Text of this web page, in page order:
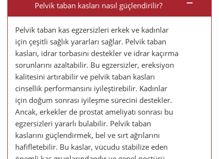
Pelvik taban kasları nasıl güçlendirilir?
Pelvik taban kas egzersizleri erkek ve kadınlar
için çeşitli sağlık yararları sağlar. Pelvik taban
kasları, idrar torbasını destekler ve idrar kaçırma
sorunlarını azaltabilir. Bu egzersizler, ereksiyon
kalitesini artırabilir ve pelvik taban kasları
cinsellik performansını iyileştirebilir. Kadınlar
için doğum sonrası iyileşme sürecini destekler.
Ancak, erkekler de prostat ameliyatı sonrası bu
egzersizleri yararlı bulabilir. Pelvik taban
kaslarını güçlendirmek, bel ve sırt ağrılarını
hafifletebilir. Bu kaslar, vücudu stabilize eden